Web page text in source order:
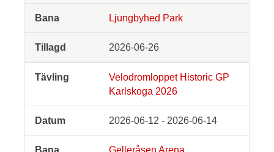
Ljungbyhed Park
2026-06-26
Velodromloppet Historic GP
Karlskoga 2026
2026-06-12 - 2026-06-14
Gelleråsen Arena